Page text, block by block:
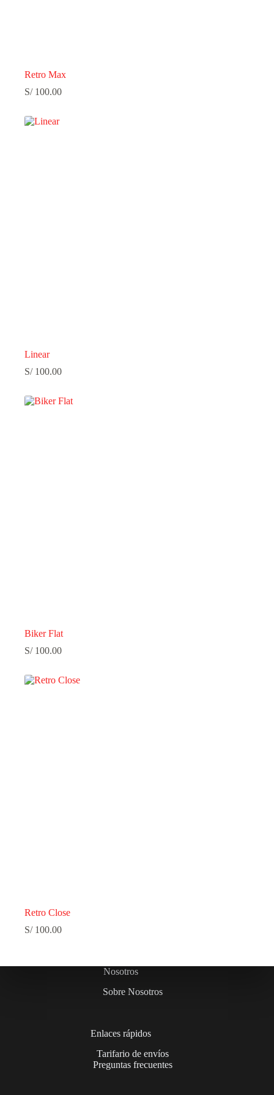
Retro Max
S/100.00
Linear
S/100.00
Biker Flat
S/100.00
Retro Close
S/100.00
Nosotros
Sobre Nosotros
Enlaces rápidos
Tarifario de envíos
Preguntas frecuentes